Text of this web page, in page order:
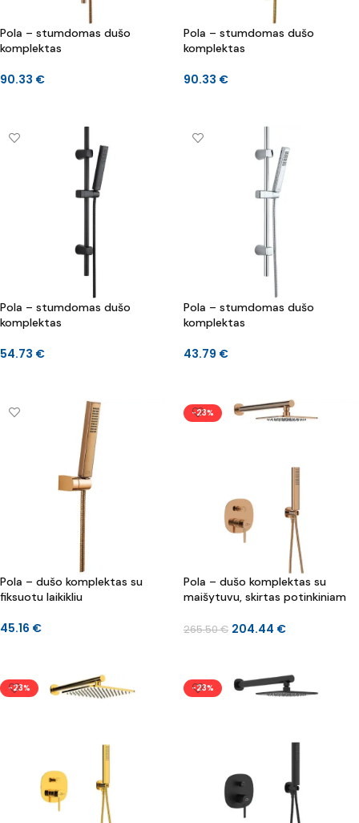
Pola – stumdomas dušo
komplektas
90.33 €
Pola – stumdomas dušo
komplektas
90.33 €
Pola – stumdomas dušo
komplektas
54.73 €
Pola – stumdomas dušo
komplektas
43.79 €
Pola – dušo komplektas su
fiksuotu laikikliu
45.16 €
-23%
Pola – dušo komplektas su
maišytuvu, skirtas potinkiniam
265.50€ 204.44 €
-23% -23%